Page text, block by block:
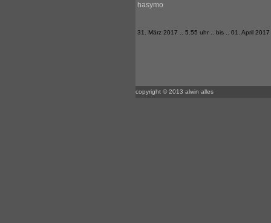
hasymo
31. März 2017 .. 5.55 uhr .. bis .. 01. April
copyright © 2013 alwin alles